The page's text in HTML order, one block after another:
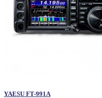
YAESU FT-991A